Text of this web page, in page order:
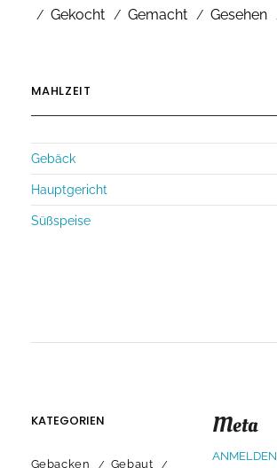
Gekocht
Gemacht Gesehen
MAHLZEIT
Gebäck
Hauptgericht
Süßspeise
KATEGORIEN
Gebacken Gebaut
Meta
ANMELDEN